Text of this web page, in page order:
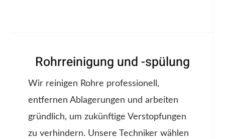
Rohrreinigung und -spülung
Wir reinigen Rohre professionell,
entfernen Ablagerungen und arbeiten
gründlich, um zukünftige Verstopfungen
zu verhindern. Unsere Techniker wählen